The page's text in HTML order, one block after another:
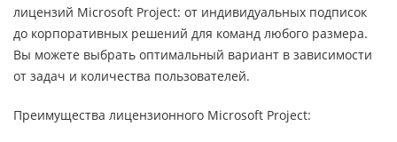
лицензий Microsoft Project: от индивидуальных подписок
до корпоративных решений для команд любого размера.
Вы можете выбрать оптимальный вариант в зависимости
от задач и количества пользователей.
Преимущества лицензионного Microsoft Project: